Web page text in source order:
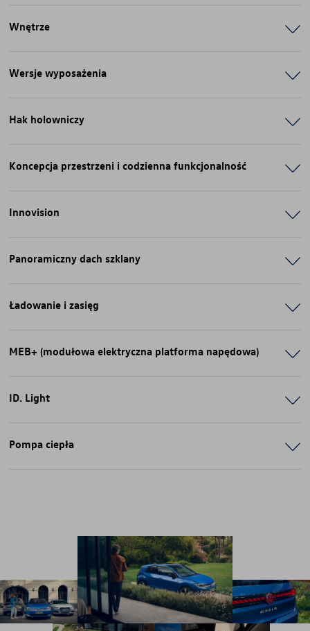
Wnętrze
Wersje wyposażenia
Hak holowniczy
Koncepcja przestrzeni i codzienna funkcjonalność
Innovision
Panoramiczny dach szklany
Ładowanie i zasięg
MEB+ (modułowa elektryczna platforma napędowa)
ID. Light
Pompa ciepła